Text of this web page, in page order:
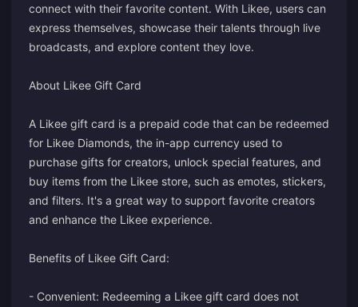
connect with their favorite content. With Likee, users can
express themselves, showcase their talents through live
broadcasts, and explore content they love.
About Likee Gift Card
A Likee gift card is a prepaid code that can be redeemed
for Likee Diamonds, the in-app currency used to
purchase gifts for creators, unlock special features, and
buy items from the Likee store, such as emotes, stickers,
and filters. It's a great way to support favorite creators
and enhance the Likee experience.
Benefits of Likee Gift Card:
- Convenient: Redeeming a Likee gift card does not